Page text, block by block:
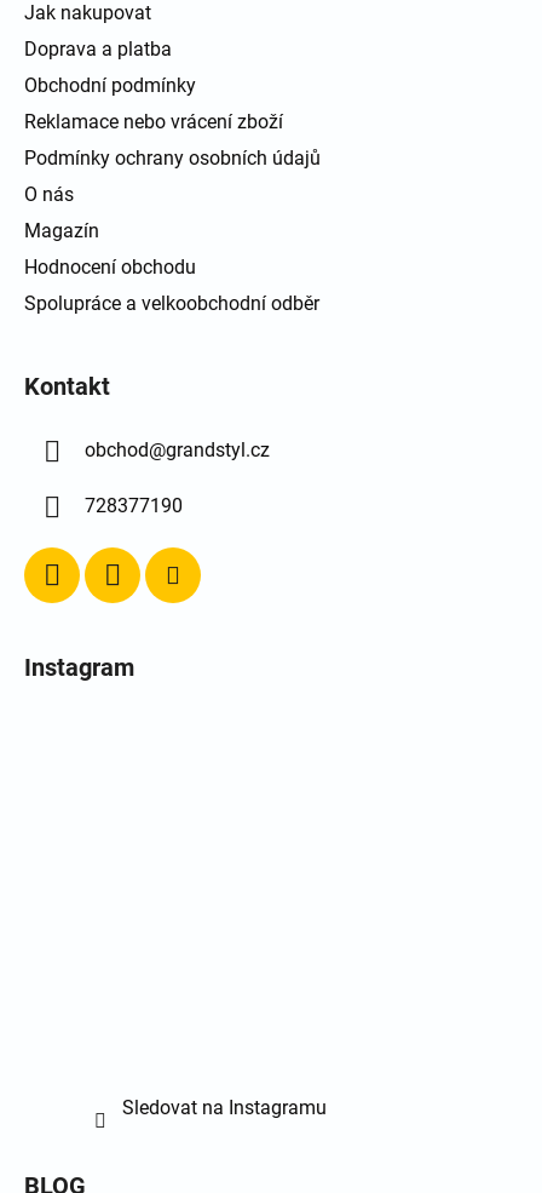
Jak nakupovat
Doprava a platba
Obchodní podmínky
Reklamace nebo vrácení zboží
Podmínky ochrany osobních údajů
O nás
Magazín
Hodnocení obchodu
Spolupráce a velkoobchodní odběr
Kontakt
obchod@grandstyl.cz
728377190
Instagram
Sledovat na Instagramu
BLOG